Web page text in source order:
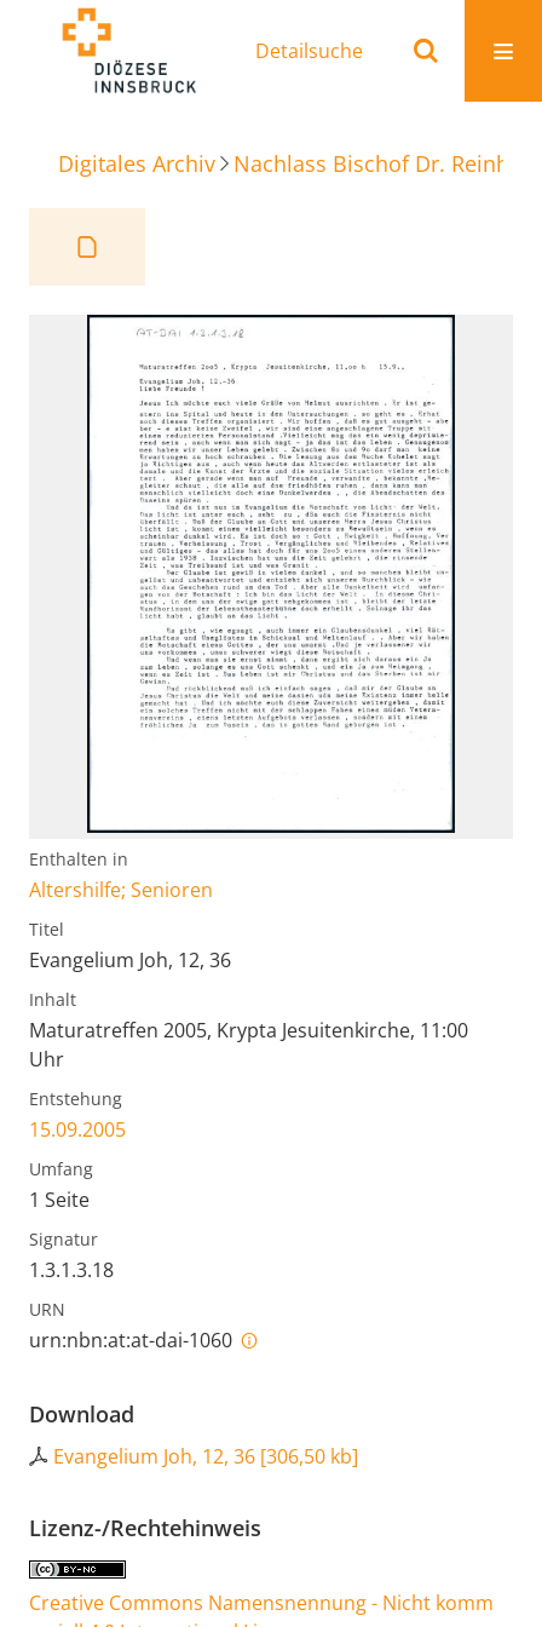
Detailsuche
Digitales Archiv Nachlass Bischof Dr.
Enthalten in
Altershilfe; Senioren
Titel
Evangelium Joh, 12, 36
Inhalt
Maturatreffen 2005, Krypta Jesuitenkirche, 11:00
Uhr
Entstehung
15.09.2005
Umfang
1 Seite
Signatur
1.3.1.3.18
URN
urn:nbn:at:at-dai-1060
Download
Evangelium Joh, 12, 36 [306,50 kb]
Lizenz-/Rechtehinweis
Creative Commons Namensnennung - Nicht komm